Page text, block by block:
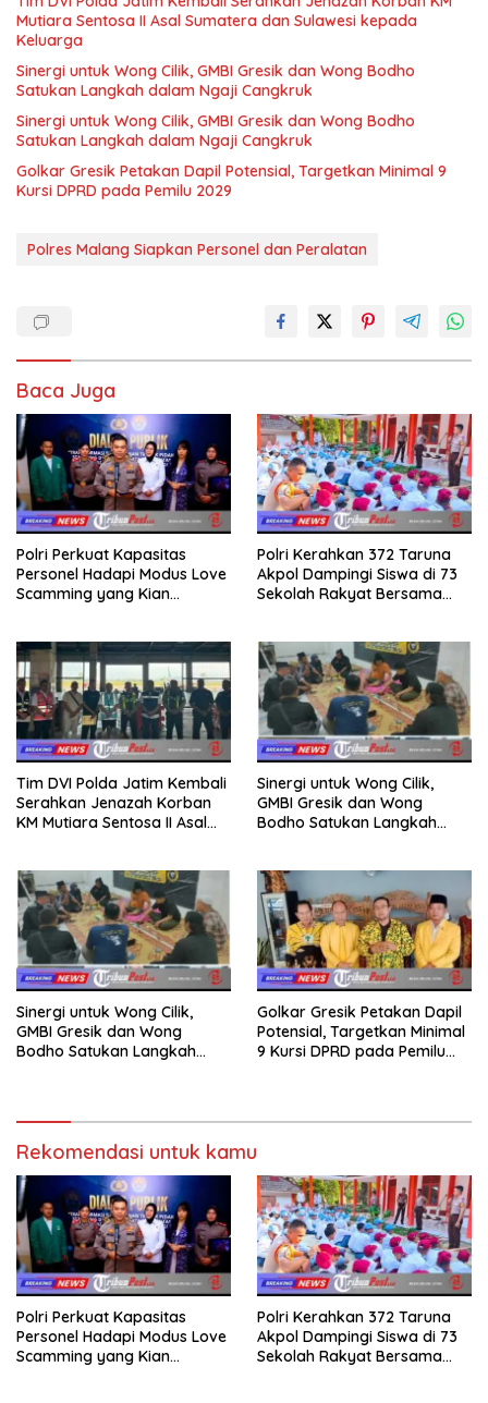
Mutiara Sentosa II Asal Sumatera dan Sulawesi kepada
Keluarga
Sinergi untuk Wong Cilik, GMBI Gresik dan Wong Bodho
Satukan Langkah dalam Ngaji Cangkruk
Sinergi untuk Wong Cilik, GMBI Gresik dan Wong Bodho
Satukan Langkah dalam Ngaji Cangkruk
Golkar Gresik Petakan Dapil Potensial, Targetkan Minimal 9
Kursi DPRD pada Pemilu 2029
Polres Malang Siapkan Personel dan Peralatan
Baca Juga
Polri Perkuat Kapasitas
Personel Hadapi Modus Love
Scamming yang Kian
Polri Kerahkan 372 Taruna
Akpol Dampingi Siswa di 73
Sekolah Rakyat Bersama
Tim DVI Polda Jatim Kembali
Serahkan Jenazah Korban
KM Mutiara Sentosa II Asal
Sinergi untuk Wong Cilik,
GMBI Gresik dan Wong
Bodho Satukan Langkah
Sinergi untuk Wong Cilik,
GMBI Gresik dan Wong
Bodho Satukan Langkah
Golkar Gresik Petakan Dapil
Potensial, Targetkan Minimal
9 Kursi DPRD pada Pemilu
Rekomendasi untuk kamu
Polri Perkuat Kapasitas
Personel Hadapi Modus Love
Scamming yang Kian
Polri Kerahkan 372 Taruna
Akpol Dampingi Siswa di 73
Sekolah Rakyat Bersama